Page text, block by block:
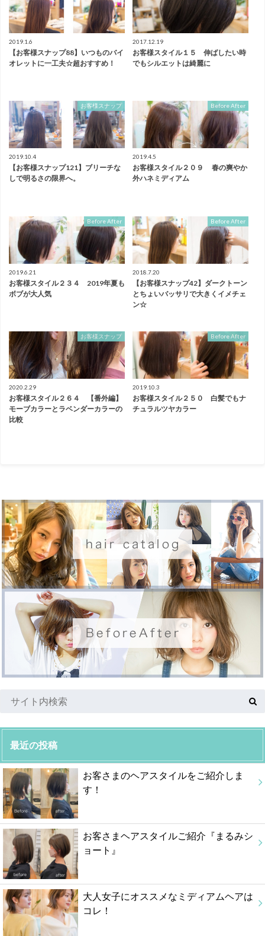
2019.1.6
【お客様スナップ88】いつものバイ
オレットに一工夫☆超おすすめ！
2017.12.19
お客様スタイル１５ 伸ばしたい時
でもシルエットは綺麗に
お客様スナップ
2019.10.4
【お客様スナップ121】ブリーチな
しで明るさの限界へ。
Before After
2019.4.5
お客様スタイル２０９ 春の爽やか
外ハネミディアム
Before After
2019.6.21
お客様スタイル２３４ 2019年夏も
ボブが大人気
Before After
2018.7.20
【お客様スナップ42】ダークトーン
とちょいバッサリで大きくイメチェ
ン☆
お客様スナップ
2020.2.29
お客様スタイル２６４ 【番外編】
モーブカラーとラベンダーカラーの
比較
Before After
2019.10.3
お客様スタイル２５０ 白髪でもナ
チュラルツヤカラー
最近の投稿
お客さまのヘアスタイルをご紹介しま
す！
お客さまヘアスタイルご紹介『まるみシ
ョート』
大人女子にオススメなミディアムヘアは
コレ！